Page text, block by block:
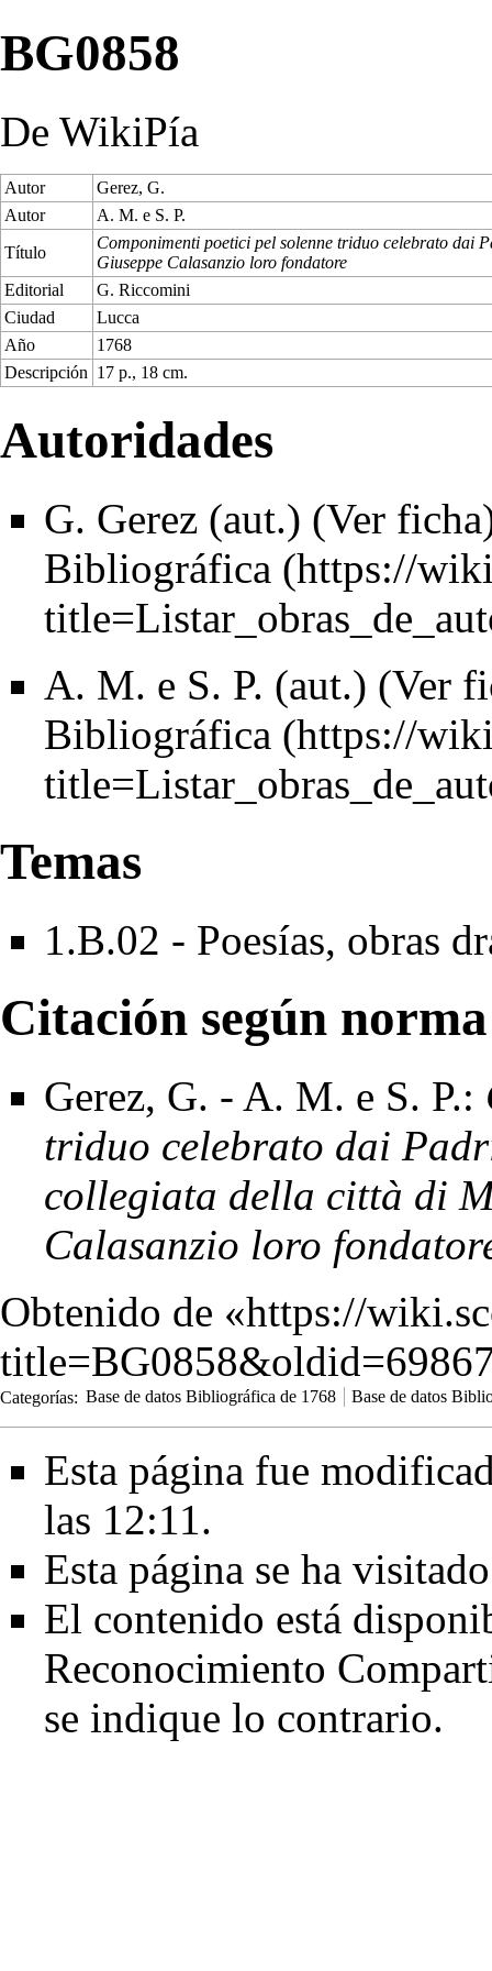
BG0858
De WikiPía
Autor
Gerez, G.
Autor
A. M. e S. P.
Título
Componimenti poetici pel solenne triduo celebrato dai
Giuseppe Calasanzio loro fondatore
Editorial
G. Riccomini
Ciudad
Lucca
Año
1768
Descripción 17 p., 18 cm.
Autoridades
G. Gerez (aut.) (Ver ficha
Bibliográfica
A. M. e S. P. (aut.) (Ver
Bibliográfica
Temas
1.B.02 - Poesías, obras
Citación según
Gerez, G. - A. M. e S. P.:
triduo celebrato dai
collegiata della città di
Calasanzio loro
Obtenido de «https://
Categorías: Base de datos Bibliográfica de 1768 Base de datos
Esta página fue
las 12:11.
Esta página se ha
El contenido está
Reconocimiento
se indique lo contrario.